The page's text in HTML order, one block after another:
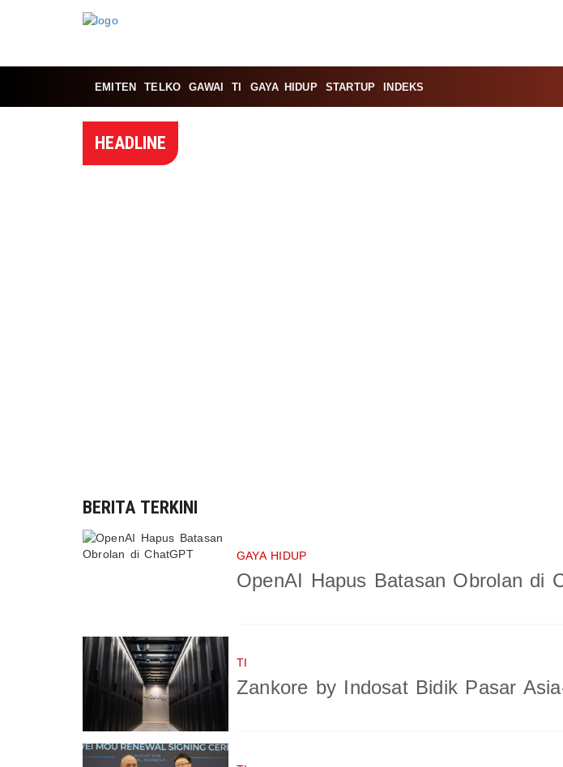
EMITEN TELKO GAWAI TI GAYA HIDUP STARTUP INDEKS
HEADLINE
BERITA TERKINI
GAYA HIDUP
OpenAI Hapus Batasan Obrolan di
TI
Zankore by Indosat Bidik Pasar